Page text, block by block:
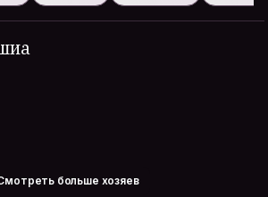
больше хозяев